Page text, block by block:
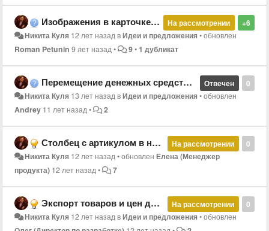
+6
На рассмотрении
Изображения в карточке товара.
Никита Куля 12 лет назадвИдеи и предложения•обновлен
Roman Petunin 9 лет назад• 9• 1 дубликат
0
Отвечен
Перемещение денежных средств между кассой и счетом
Никита Куля 13 лет назадвИдеи и предложения•обновлен
Andrey 11 лет назад• 2
0
На рассмотрении
Столбец с артикулом в накладной
Никита Куля 12 лет назад•обновленЕлена (Менеджер
продукта) 12 лет назад• 7
0
На рассмотрении
Экспорт товаров и цен для интернет-магазина
Никита Куля 12 лет назадвИдеи и предложения•обновлен